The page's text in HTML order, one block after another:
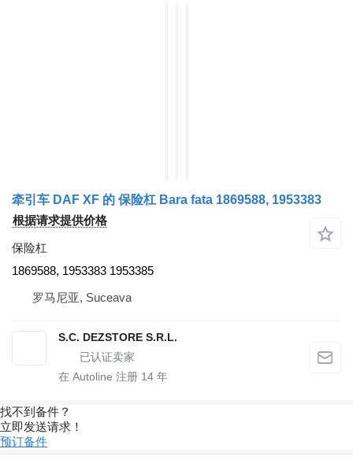
牵引车 DAF XF 的 保险杠 Bara fata 1869588, 1953383
根据请求提供价格
保险杠
1869588, 1953383 1953385
罗马尼亚, Suceava
S.C. DEZSTORE S.R.L.
在 Autoline 注册 14 年
找不到备件？
立即发送请求！
预订备件